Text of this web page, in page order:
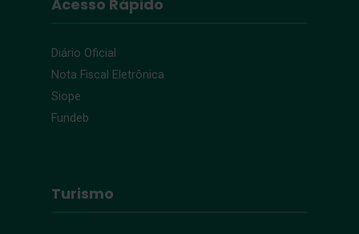
Acesso Rápido
Diário Oficial
Nota Fiscal Eletrônica
Siope
Fundeb
Turismo